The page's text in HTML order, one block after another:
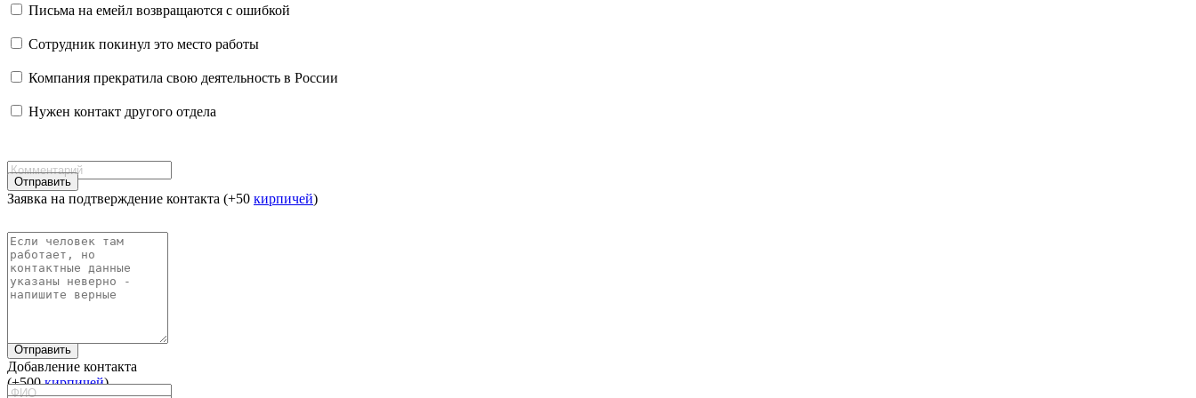
Письма на емейл возвращаются с ошибкой
Сотрудник покинул это место работы
Компания прекратила свою деятельность в России
Нужен контакт другого отдела
Отправить
Заявка на подтверждение контакта (+50 кирпичей)
Отправить
Добавление контакта
(+500кирпичей)